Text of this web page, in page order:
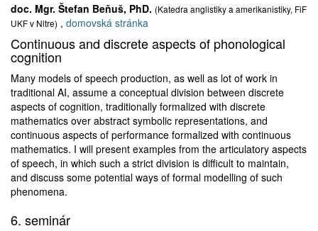
doc. Mgr. Štefan Beňuš, PhD. (Katedra anglistiky a amerikanistiky, FiF
UKF v Nitre) , domovská stránka
Continuous and discrete aspects of phonological
cognition
Many models of speech production, as well as lot of work in
traditional AI, assume a conceptual division between discrete
aspects of cognition, traditionally formalized with discrete
mathematics over abstract symbolic representations, and
continuous aspects of performance formalized with continuous
mathematics. I will present examples from the articulatory aspects
of speech, in which such a strict division is difficult to maintain,
and discuss some potential ways of formal modelling of such
phenomena.
6. seminár